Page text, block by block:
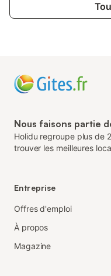
Nous faisons partie
Holidu regroupe plus de
trouver les meilleures
Entreprise
Offres d'emploi
À propos
Magazine